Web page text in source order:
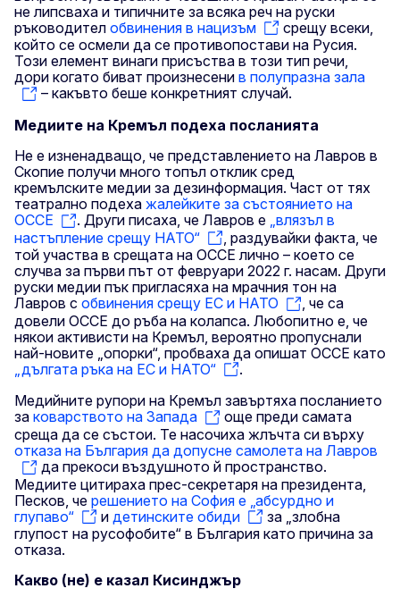
не липсваха и типичните за всяка реч на руски
ръководител обвинения в нацизъм
срещу всеки,
който се осмели да се противопостави на Русия.
Този елемент винаги присъства в този тип речи,
дори когато биват произнесени в полупразна зала
– какъвто беше конкретният случай.
Медиите на Кремъл подеха посланията
Не е изненадващо, че представлението на Лавров в
Скопие получи много топъл отклик сред
кремълските медии за дезинформация. Част от тях
театрално подеха жалейките за състоянието на
ОССЕ
. Други писаха, че Лавров е „влязъл в
настъпление срещу НАТО“
, раздувайки факта, че
той участва в срещата на ОССЕ лично – което се
случва за първи път от февруари 2022 г. насам. Други
руски медии пък пригласяха на мрачния тон на
Лавров с обвинения срещу ЕС и НАТО
, че са
довели ОССЕ до ръба на колапса. Любопитно е, че
някои активисти на Кремъл, вероятно пропуснали
най-новите „опорки“, пробваха да опишат ОССЕ като
„дългата ръка на ЕС и НАТО“
.
Медийните рупори на Кремъл завъртяха посланието
за коварството на Запада
още преди самата
среща да се състои. Те насочиха жлъчта си върху
отказа на България да допусне самолета на Лавров
да прекоси въздушното й пространство.
Медиите цитираха прес-секретаря на президента,
Песков, че решението на София е „абсурдно и
глупаво“
и детинските обиди
за „злобна
глупост на русофобите“ в България като причина за
отказа.
Какво (не) е казал Кисинджър